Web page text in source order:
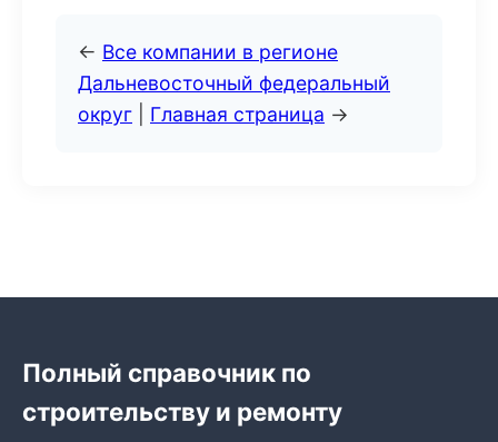
← Все компании в регионе
Дальневосточный федеральный
округ
Главная страница →
Полный справочник по
строительству и ремонту